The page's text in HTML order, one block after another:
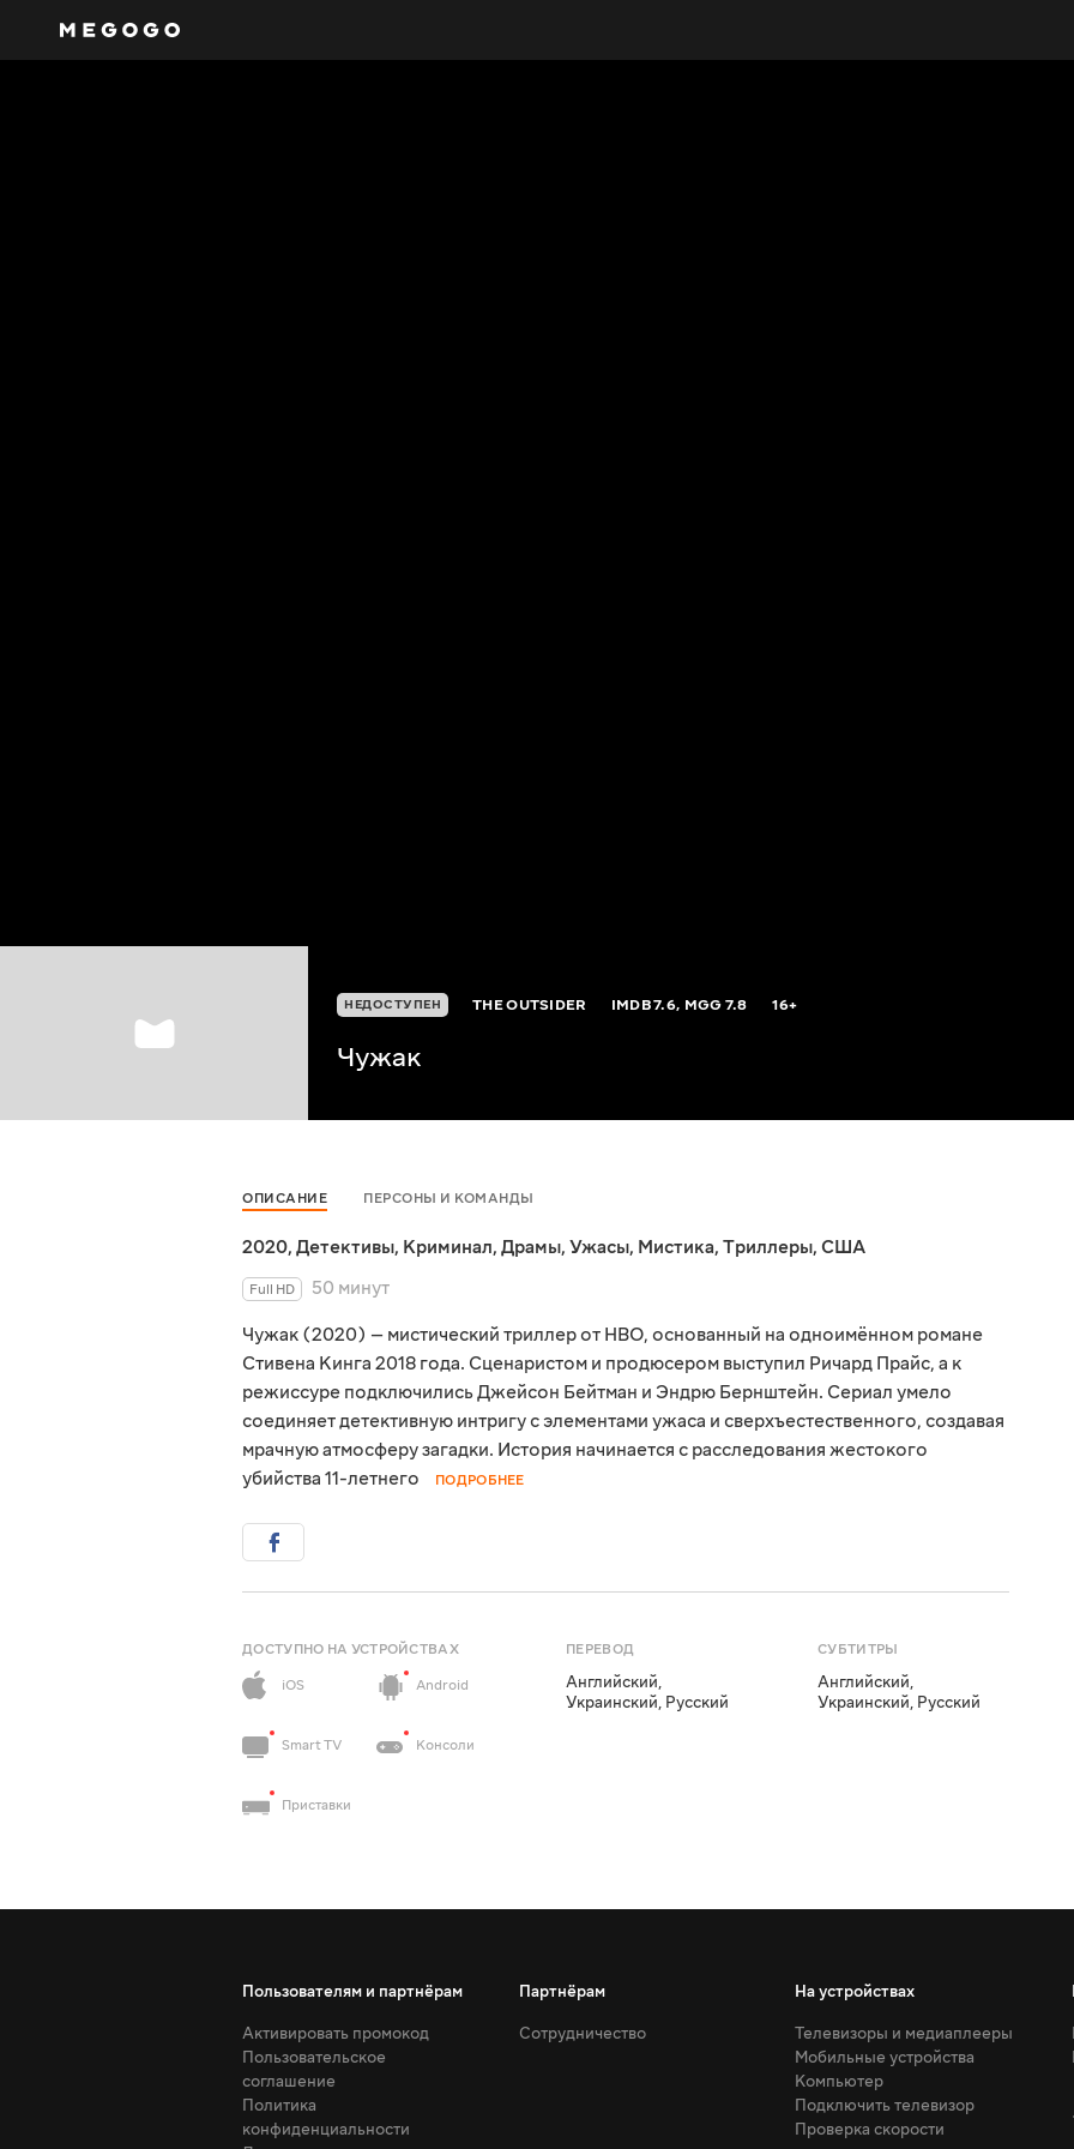
НЕДОСТУПЕН THE OUTSIDER IMDB7.6, MGG7.8 16+
Чужак
ОПИСАНИЕ ПЕРСОНЫ И КОМАНДЫ
2020, Детективы, Криминал, Драмы, Ужасы, Мистика, Триллеры, США
Full HD
50 минут
Чужак (2020) — мистический триллер от HBO, основанный на одноимённом романе
Стивена Кинга 2018 года. Сценаристом и продюсером выступил Ричард Прайс, а к
режиссуре подключились Джейсон Бейтман и Эндрю Бернштейн. Сериал умело
соединяет детективную интригу с элементами ужаса и сверхъестественного, создавая
мрачную атмосферу загадки. История начинается с расследования жестокого
убийства 11-летнего
ПОДРОБНЕЕ
ДОСТУПНО НА УСТРОЙСТВАХ
iOS
Android
Smart TV Консоли
Приставки
ПЕРЕВОД
Английский,
Украинский, Русский
СУБТИТРЫ
Английский,
Украинский, Русский
Пользователям и партнёрам
Активировать промокод
Пользовательское
соглашение
Политика
конфиденциальности
Партнёрам
Сотрудничество
На устройствах
Телевизоры и медиаплееры
Мобильные устройства
Компьютер
Подключить телевизор
Проверка скорости